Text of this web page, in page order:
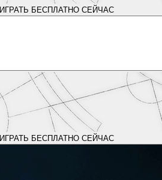
ИГРАТЬ БЕСПЛАТНО СЕЙЧАС
ИГРАТЬ БЕСПЛАТНО СЕЙЧАС